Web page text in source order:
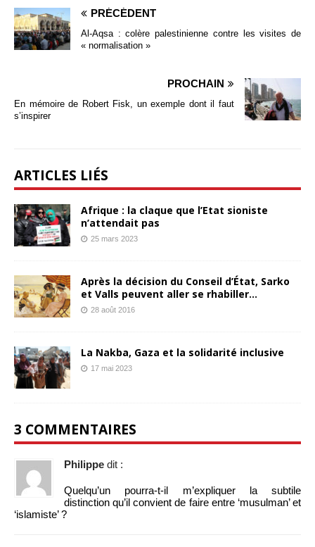
PRÉCÉDENT
Al-Aqsa : colère palestinienne contre les visites de
« normalisation »
PROCHAIN
En mémoire de Robert Fisk, un exemple dont il faut
s’inspirer
ARTICLES LIÉS
Afrique : la claque que l’Etat sioniste
n’attendait pas
25 mars 2023
Après la décision du Conseil d’État, Sarko
et Valls peuvent aller se rhabiller…
28 août 2016
La Nakba, Gaza et la solidarité inclusive
17 mai 2023
3 COMMENTAIRES
Philippe dit :
Quelqu’un pourra-t-il m’expliquer la subtile
distinction qu’il convient de faire entre ‘musulman’ et
‘islamiste’ ?